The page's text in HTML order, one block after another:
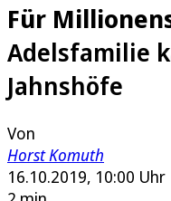
Für
Adelsfamilie
Jahnshöfe
Von
Horst Komuth
16.10.2019, 10:00 Uhr